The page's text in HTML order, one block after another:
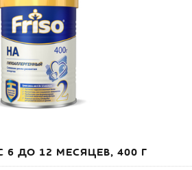
6 ДО 12 МЕСЯЦЕВ, 400 Г